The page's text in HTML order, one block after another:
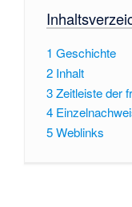
1 Geschichte
2 Inhalt
3Zeitleiste der
4
5Weblinks